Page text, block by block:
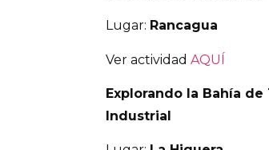
Lugar: Rancagua
Ver actividad AQUÍ
Explorando la Bahía
Industrial